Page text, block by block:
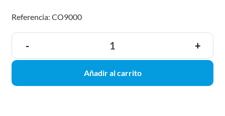
Referencia: CO9000
- +
Añadir al carrito